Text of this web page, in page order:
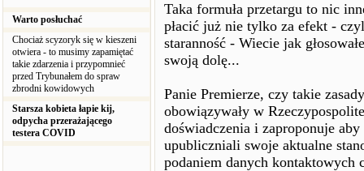
Warto posłuchać
Chociaż scyzoryk się w kieszeni
otwiera - to musimy zapamiętać
takie zdarzenia i przypomnieć
przed Trybunałem do spraw
zbrodni kowidowych
Starsza kobieta łapie kij,
odpycha przerażającego
testera COVID
Taka formuła przetargu to nic
płacić już nie tylko za efekt -
staranność - Wiecie jak
swoją dolę...
Panie Premierze, czy takie
obowiązywały w
doświadczenia i zaproponuje
upubliczniali swoje aktualne
podaniem danych kontaktowych